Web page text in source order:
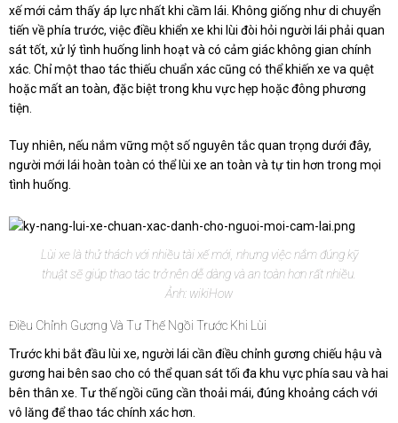
xế mới cảm thấy áp lực nhất khi cầm lái. Không giống như di chuyển
tiến về phía trước, việc điều khiển xe khi lùi đòi hỏi người lái phải quan
sát tốt, xử lý tình huống linh hoạt và có cảm giác không gian chính
xác. Chỉ một thao tác thiếu chuẩn xác cũng có thể khiến xe va quệt
hoặc mất an toàn, đặc biệt trong khu vực hẹp hoặc đông phương
tiện.
Tuy nhiên, nếu nắm vững một số nguyên tắc quan trọng dưới đây,
người mới lái hoàn toàn có thể lùi xe an toàn và tự tin hơn trong mọi
tình huống.
Lùi xe là thử thách với nhiều tài xế mới, nhưng việc nắm đúng kỹ
thuật sẽ giúp thao tác trở nên dễ dàng và an toàn hơn rất nhiều.
Ảnh: wikiHow
Điều Chỉnh Gương Và Tư Thế Ngồi Trước Khi Lùi
Trước khi bắt đầu lùi xe, người lái cần điều chỉnh gương chiếu hậu và
gương hai bên sao cho có thể quan sát tối đa khu vực phía sau và hai
bên thân xe. Tư thế ngồi cũng cần thoải mái, đúng khoảng cách với
vô lăng để thao tác chính xác hơn.